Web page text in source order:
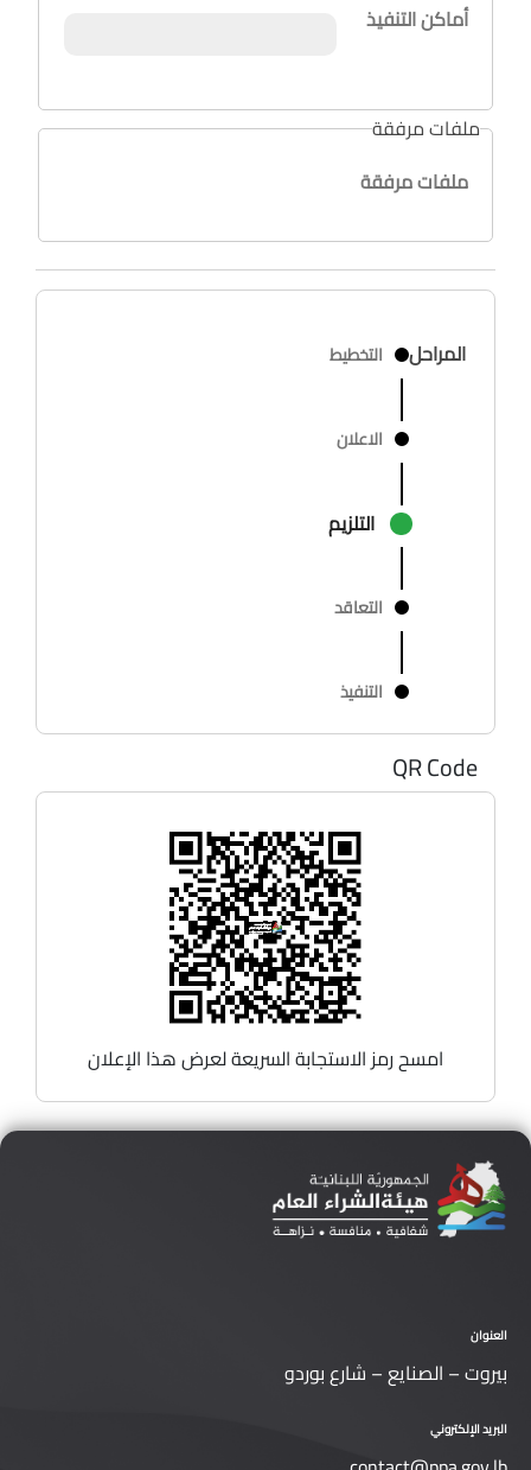
أماكن التنفيذ
ملفات مرفقة
ملفات مرفقة
المراحل التخطيط
الاعلان
التلزيم
التعاقد
التنفيذ
QR Code
امسح رمز الاستجابة السريعة لعرض هذا الإعلان
العنوان
بيروت – الصنايع – شارع بوردو
البريد الإلكتروني